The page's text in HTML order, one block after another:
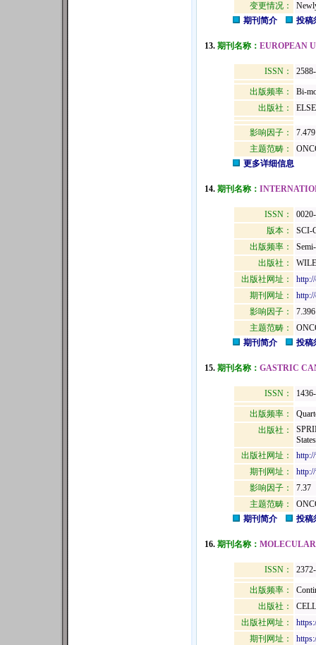
变更情况：
期刊简介
投稿
13. 期刊名称： EUROPEAN
ISSN：
出版频率：
Bi-
出版社：
影响因子：
7.479
主题范畴：
更多详细信息
14. 期刊名称：
ISSN：
版本：
SCI-
出版频率：
出版社：
出版社网址：
期刊网址：
影响因子：
7.396
主题范畴：
期刊简介
投稿
15. 期刊名称： GASTRIC
ISSN：
出版频率：
出版社：
出版社网址：
期刊网址：
影响因子：
7.37
主题范畴：
期刊简介
投稿
16. 期刊名称：
ISSN：
出版频率：
出版社：
出版社网址：
期刊网址：